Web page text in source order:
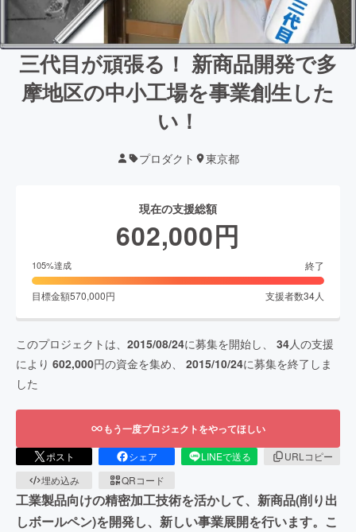
三代目が頑張る！ 新商品開発で多
摩地区の中小工場を事業創生した
い！
プロダクト 東京都
現在の支援総額
602,000円
105%達成 終了
目標金額570,000円 支援者数34人
このプロジェクトは、 2015/08/24に募集を開始し、 34人の支援
により 602,000円の資金を集め、 2015/10/24に募集を終了しま
した
もう一度プロジェクトをやってほしい
ポスト シェア LINEで送る
URLコピー
埋め込み
QRコード
工業製品向けの精密加工技術を活かして、新商品(削り出
しボールペン)を開発し、新しい事業展開を行います。こ